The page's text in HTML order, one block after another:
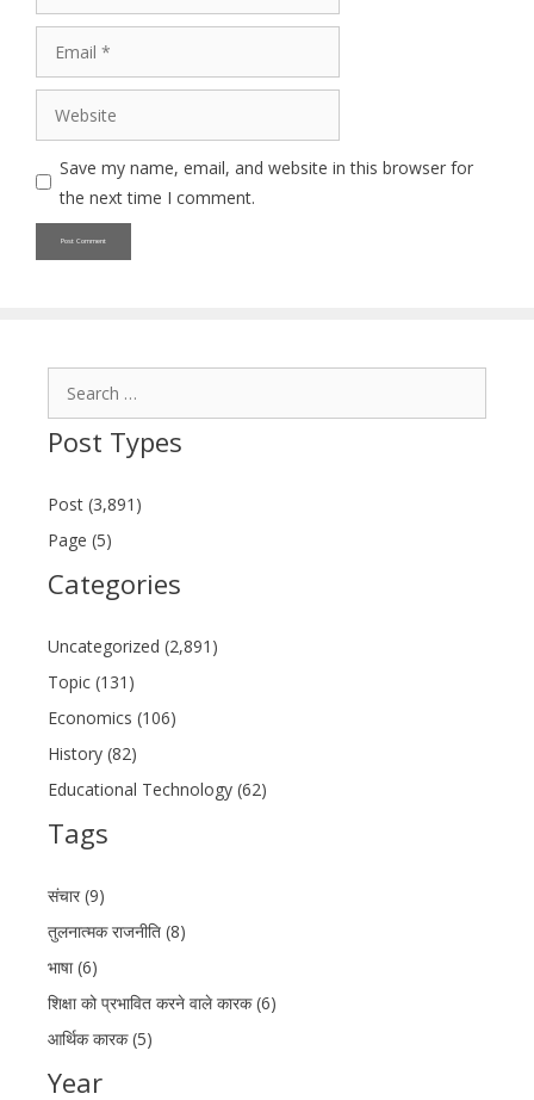
Save my name, email, and website in this browser for
the next time I comment.
Post Types
Post (3,891)
Page (5)
Categories
Uncategorized (2,891)
Topic (131)
Economics (106)
History (82)
Educational Technology (62)
Tags
संचार (9)
तुलनात्मक राजनीति (8)
भाषा (6)
शिक्षा को प्रभावित करने वाले कारक (6)
आर्थिक कारक (5)
Year